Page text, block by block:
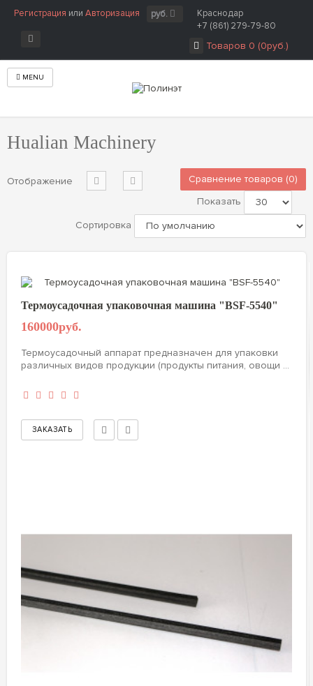
Регистрация или Авторизация руб.
Краснодар
+7 (861) 279-79-80
Товаров 0 (0руб.)
MENU
Hualian Machinery
Отображение
Сравнение товаров (0)
Показать
Сортировка
Термоусадочная упаковочная машина "BSF-5540"
160000руб.
Термоусадочный аппарат предназначен для упаковки
различных видов продукции (продукты питания, овощи ...